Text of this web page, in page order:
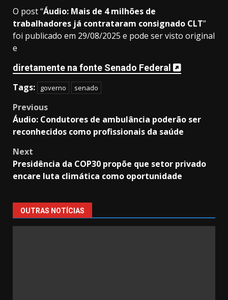
O post “Áudio: Mais de 4 milhões de
trabalhadores já contrataram consignado CLT”
foi publicado em 29/08/2025 e pode ser visto original
e
diretamente na fonte Senado Federal
Tags: governo senado
Post
navigation
Previous
Áudio: Condutores de ambulância poderão ser
reconhecidos como profissionais da saúde
Next
Presidência da COP30 propõe que setor privado
encare luta climática como oportunidade
OUTRAS NOTÍCIAS